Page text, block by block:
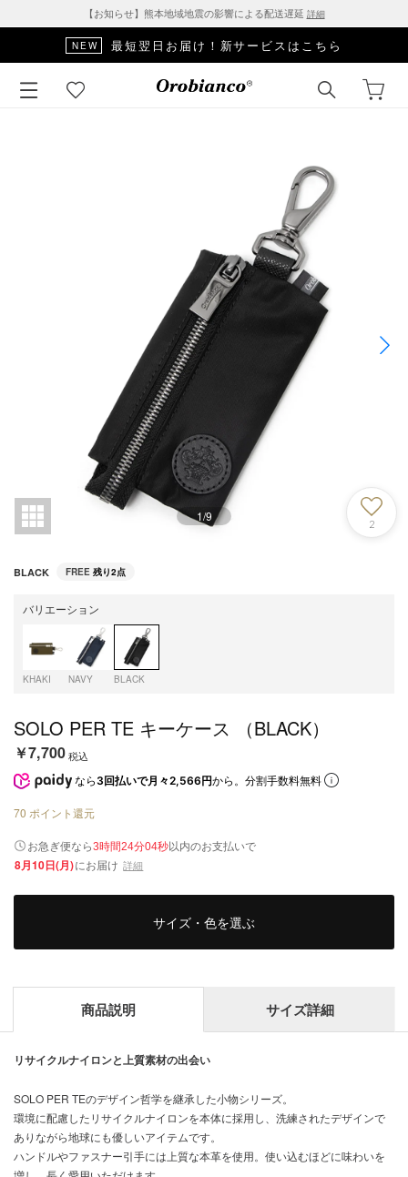
【お知らせ】熊本地域地震の影響による配送遅延 詳細
NEW 最短翌日お届け！新サービスはこちら
1/9
2
BLACK FREE 残り2点
バリエーション
KHAKI NAVY BLACK
SOLO PER TE キーケース （BLACK）
￥7,700税込
なら 3回払いで月々2,566円から。分割手数料無料
70 ポイント還元
お急ぎ便なら3時間24分03秒以内のお支払いで
8月10日(月)にお届け 詳細
サイズ・色を選ぶ
商品説明 サイズ詳細
リサイクルナイロンと上質素材の出会い
SOLO PER TEのデザイン哲学を継承した小物シリーズ。
環境に配慮したリサイクルナイロンを本体に採用し、洗練されたデザインで
ありながら地球にも優しいアイテムです。
ハンドルやファスナー引手には上質な本革を使用。使い込むほどに味わいを